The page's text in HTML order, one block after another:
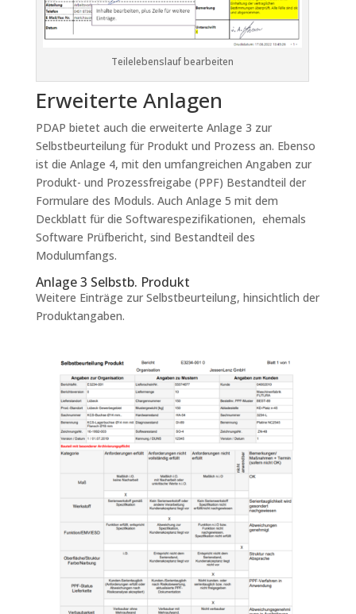
Teilelebenslauf bearbeiten
Erweiterte Anlagen
PDAP bietet auch die erweiterte Anlage 3 zur
Selbstbeurteilung für Produkt und Prozess an. Ebenso
ist die Anlage 4, mit den umfangreichen Angaben zur
Produkt- und Prozessfreigabe (PPF) Bestandteil der
Formulare des Moduls. Auch Anlage 5 mit dem
Deckblatt für die Softwarespezifikationen, ehemals
Software Prüfbericht, sind Bestandteil des
Modulumfangs.
Anlage 3 Selbstb. Produkt
Weitere Einträge zur Selbstbeurteilung, hinsichtlich der
Produktangaben.